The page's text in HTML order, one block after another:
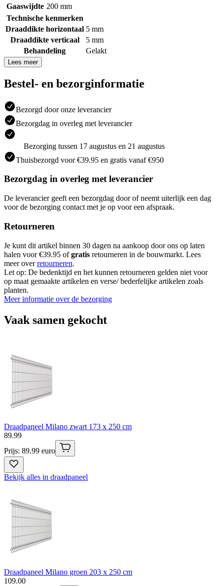
Gaaswijdte 200 mm
Technische kenmerken
Draaddikte horizontaal 5 mm
Draaddikte verticaal
5 mm
Behandeling
Gelakt
Lees meer
Bestel- en bezorginformatie
Bezorgd door onze leverancier
Bezorgdag in overleg met leverancier
Bezorging tussen 17 augustus en 21 augustus
Thuisbezorgd voor €39.95 en gratis vanaf €950
Bezorgdag in overleg met leverancier
De leverancier geeft een bezorgdag door of neemt uiterlijk een dag
voor de bezorging contact met je op voor een afspraak.
Retourneren
Je kunt dit artikel binnen 30 dagen na aankoop door ons op laten
halen voor €39.95 ofgratis retourneren in de bouwmarkt. Lees
meer overretourneren.
Let op: De bedenktijd en het kunnen retourneren gelden niet voor
op maat gemaakte artikelen en verse/ bederfelijke artikelen zoals
planten.
Meer informatie over de bezorging
Vaak samen gekocht
Draadpaneel Milano zwart 173 x 250 cm
89.99
Prijs: 89.99 euro
Bekijk alles in draadpaneel
Draadpaneel Milano groen 203 x 250 cm
109.00